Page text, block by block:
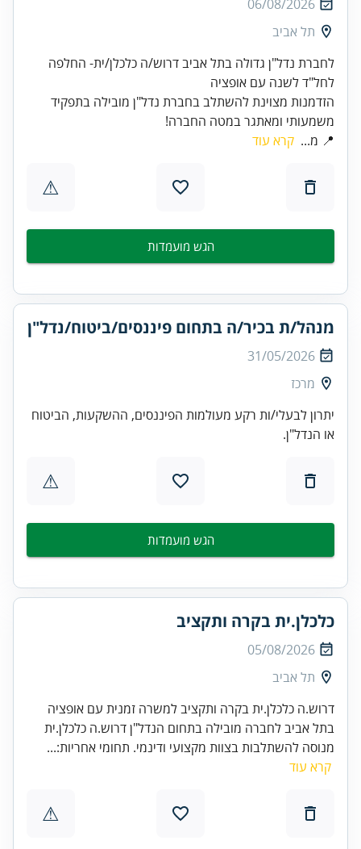
06/08/2026
תל אביב
לחברת נדל"ן גדולה בתל אביב דרוש/ה כלכלן/ית- החלפה
הזדמנות מצוינת להשתלב בחברת נדל"ן מובילה בתפקיד
משמעותי ומאתגר במטה החברה!
📍 מ... קרא עוד
⚠
הגש מועמדות
מנהל/ת בכיר/ה בתחום פיננסים/ביטוח/נדל"ן
31/05/2026
מרכז
יתרון לבעלי/ות רקע מעולמות הפיננסים, ההשקעות, הביטוח
או הנדל"ן.
⚠
הגש מועמדות
כלכלן.ית בקרה ותקציב
05/08/2026
תל אביב
דרוש.ה כלכלן.ית בקרה ותקציב למשרה זמנית עם אופציה
בתל אביב לחברה מובילה בתחום הנדל"ן דרוש.ה כלכלן.ית
מנוסה להשתלבות בצוות מקצועי ודינמי. תחומי אחריות:...
קרא עוד
⚠